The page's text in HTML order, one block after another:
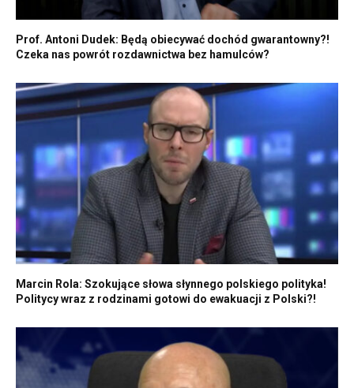
Prof. Antoni Dudek: Będą obiecywać dochód gwarantowny?!
Czeka nas powrót rozdawnictwa bez hamulców?
Marcin Rola: Szokujące słowa słynnego polskiego polityka!
Politycy wraz z rodzinami gotowi do ewakuacji z Polski?!